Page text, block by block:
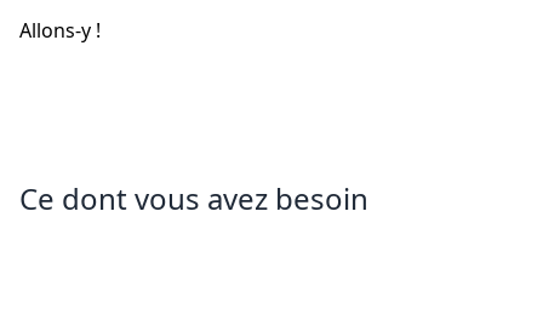
Allons-y !
Ce dont vous avez besoin